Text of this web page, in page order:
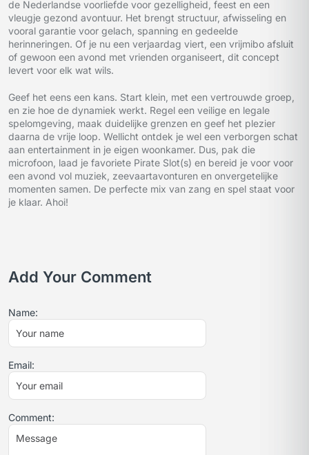
de Nederlandse voorliefde voor gezelligheid, feest en een
vleugje gezond avontuur. Het brengt structuur, afwisseling en
vooral garantie voor gelach, spanning en gedeelde
herinneringen. Of je nu een verjaardag viert, een vrijmibo afsluit
of gewoon een avond met vrienden organiseert, dit concept
levert voor elk wat wils.
Geef het eens een kans. Start klein, met een vertrouwde groep,
en zie hoe de dynamiek werkt. Regel een veilige en legale
spelomgeving, maak duidelijke grenzen en geef het plezier
daarna de vrije loop. Wellicht ontdek je wel een verborgen schat
aan entertainment in je eigen woonkamer. Dus, pak die
microfoon, laad je favoriete Pirate Slot(s) en bereid je voor voor
een avond vol muziek, zeevaartavonturen en onvergetelijke
momenten samen. De perfecte mix van zang en spel staat voor
je klaar. Ahoi!
Add Your Comment
Comment:
Name:
Email: